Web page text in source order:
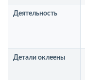
Деятельность
Детали оклеены